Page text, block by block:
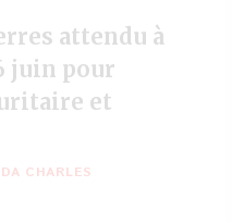
attendu à
juin pour
et
CHARLES